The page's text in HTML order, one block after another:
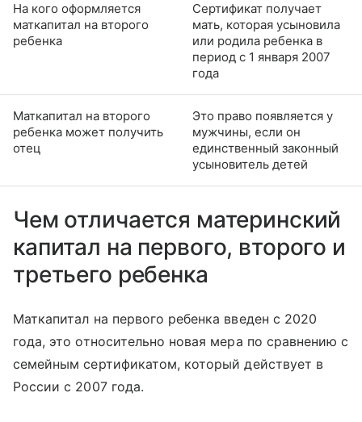
На кого оформляется
маткапитал на второго
ребенка
Сертификат получает
мать, которая усыновила
или родила ребенка в
период с 1 января 2007
года
Маткапитал на второго
ребенка может получить
отец
Это право появляется у
мужчины, если он
единственный законный
усыновитель детей
Чем отличается материнский
капитал на первого, второго и
третьего ребенка
Маткапитал на первого ребенка введен с 2020
года, это относительно новая мера по сравнению с
семейным сертификатом, который действует в
России с 2007 года.